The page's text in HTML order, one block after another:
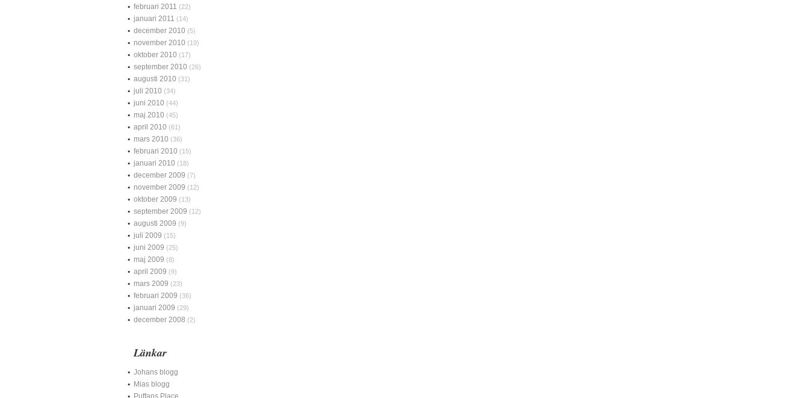
februari 2011 (22)
januari 2011 (14)
december 2010 (5)
november 2010 (19)
oktober 2010 (17)
september 2010 (26)
augusti 2010 (31)
juli 2010 (34)
juni 2010 (44)
maj 2010 (45)
april 2010 (61)
mars 2010 (36)
februari 2010 (15)
januari 2010 (18)
december 2009 (7)
november 2009 (12)
oktober 2009 (13)
september 2009 (12)
augusti 2009 (9)
juli 2009 (15)
juni 2009 (25)
maj 2009 (8)
april 2009 (9)
mars 2009 (23)
februari 2009 (36)
januari 2009 (29)
december 2008 (2)
Länkar
Johans blogg
Mias blogg
Puffans Place